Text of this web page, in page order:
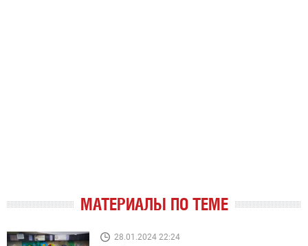
МАТЕРИАЛЫ ПО ТЕМЕ
28.01.2024 22:24